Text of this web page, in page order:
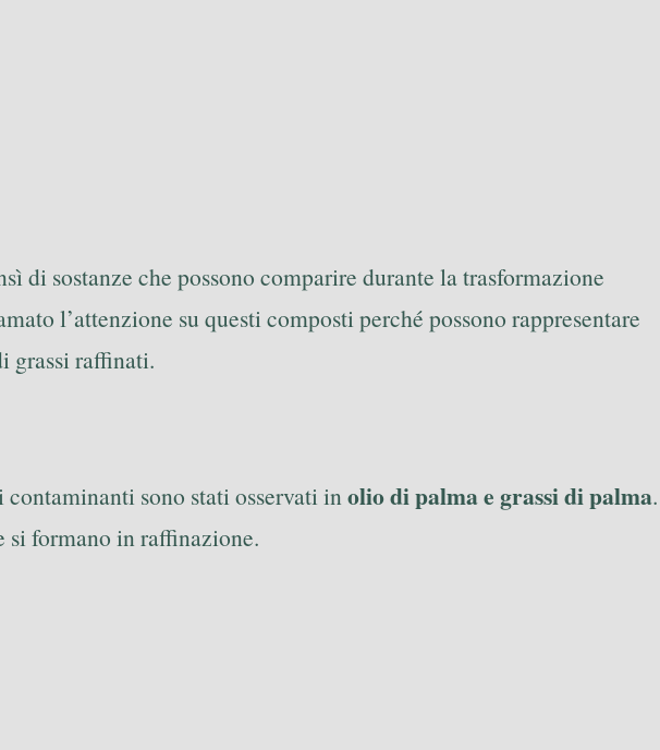
sostanze che possono comparire durante la trasformazione
l’attenzione su questi composti perché possono rappresentare
grassi raffinati.
contaminanti sono stati osservati inolio di palma e grassi di palma.
formano in raffinazione.